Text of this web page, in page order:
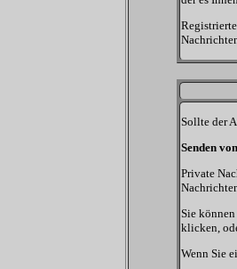
Sollte der
Senden
Private
Sie
klicken,
Wenn Sie